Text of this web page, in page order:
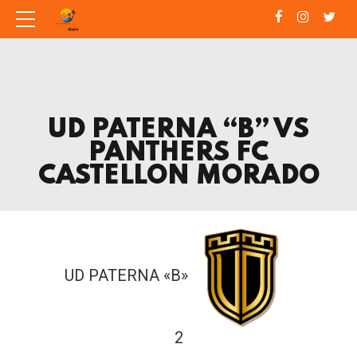
UD PATERNA “B” VS
PANTHERS FC
CASTELLON MORADO
UD PATERNA «B»
2